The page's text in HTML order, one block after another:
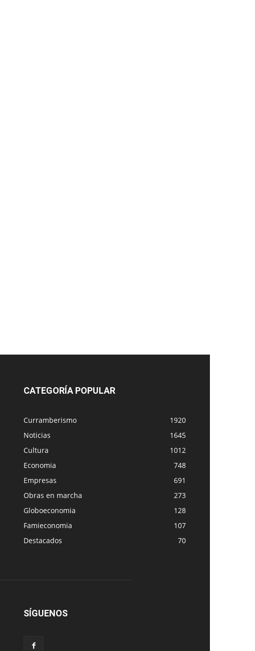
CATEGORÍA POPULAR
Curramberismo
1920
Noticias
1645
Cultura
1012
Economia
748
Empresas
691
Obras en marcha
273
Globoeconomia
128
Famieconomia
107
Destacados
70
SÍGUENOS